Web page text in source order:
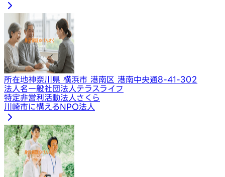
所在地神奈川県 横浜市 港南区 港南中央通8-41-302
法人名一般社団法人テラスライフ
特定非営利活動法人さくら
川崎市に構えるNPO法人